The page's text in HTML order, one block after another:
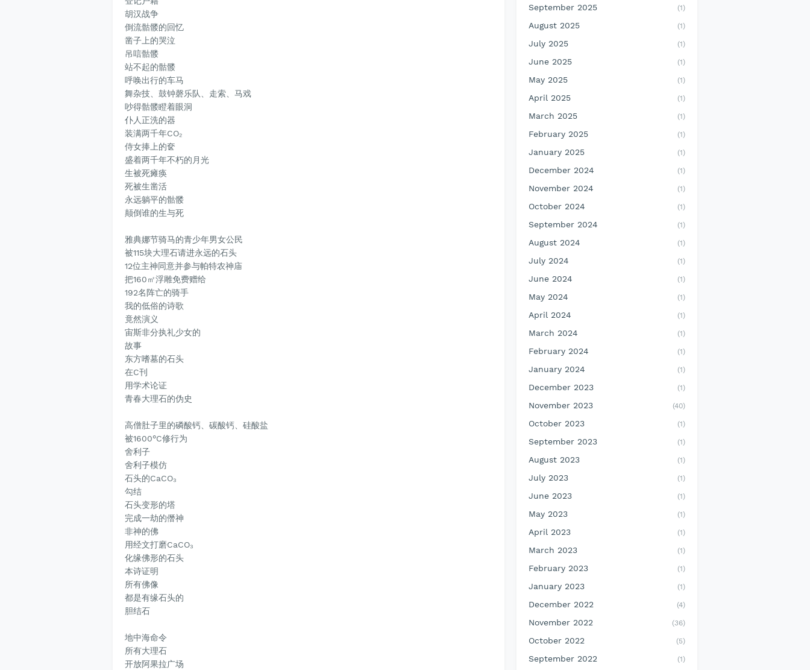
胡汉战争
倒流骷髅的回忆
凿子上的哭泣
吊唁骷髅
站不起的骷髅
呼唤出行的车马
舞杂技、鼓钟磬乐队、走索、马戏
吵得骷髅瞪着眼洞
仆人正洗的器
装满两千年CO₂
侍女捧上的奁
盛着两千年不朽的月光
生被死瘫痪
死被生凿活
永远躺平的骷髅
颠倒谁的生与死
雅典娜节骑马的青少年男女公民
被115块大理石请进永远的石头
12位主神同意并参与帕特农神庙
把160㎡浮雕免费赠给
192名阵亡的骑手
我的低俗的诗歌
竟然演义
宙斯非分执礼少女的
故事
东方嗜墓的石头
在C刊
用学术论证
青春大理石的伪史
高僧肚子里的磷酸钙、碳酸钙、硅酸盐
被1600°C修行为
舍利子
舍利子模仿
石头的CaCO₃
勾结
石头变形的塔
完成一劫的僭神
非神的佛
用经文打磨CaCO₃
化缘佛形的石头
本诗证明
所有佛像
都是有缘石头的
胆结石
地中海命令
所有大理石
开放阿果拉广场
September 2025 (1)
August 2025 (1)
July 2025 (1)
June 2025 (1)
May 2025 (1)
April 2025 (1)
March 2025 (1)
February 2025 (1)
January 2025 (1)
December 2024 (1)
November 2024 (1)
October 2024 (1)
September 2024 (1)
August 2024 (1)
July 2024 (1)
June 2024 (1)
May 2024 (1)
April 2024 (1)
March 2024 (1)
February 2024 (1)
January 2024 (1)
December 2023 (1)
November 2023 (40)
October 2023 (1)
September 2023 (1)
August 2023 (1)
July 2023 (1)
June 2023 (1)
May 2023 (1)
April 2023 (1)
March 2023 (1)
February 2023 (1)
January 2023 (1)
December 2022 (4)
November 2022 (36)
October 2022 (5)
September 2022 (1)